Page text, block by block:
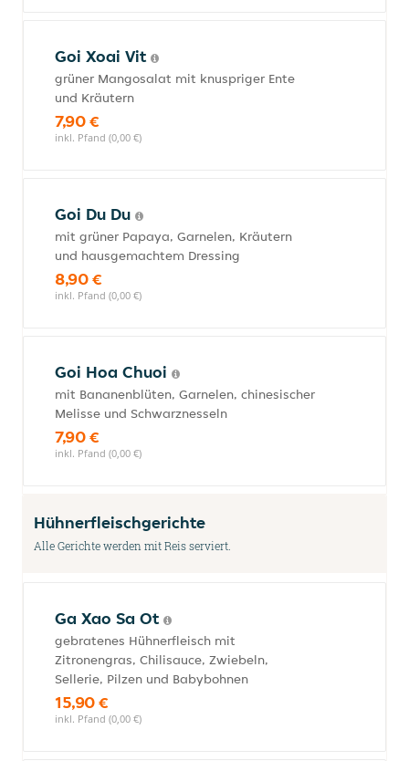
Goi Xoai Vit
grüner Mangosalat mit knuspriger Ente
und Kräutern
7,90 €
inkl. Pfand (0,00 €)
Goi Du Du
mit grüner Papaya, Garnelen, Kräutern
und hausgemachtem Dressing
8,90 €
inkl. Pfand (0,00 €)
Goi Hoa Chuoi
mit Bananenblüten, Garnelen, chinesischer
Melisse und Schwarznesseln
7,90 €
inkl. Pfand (0,00 €)
Hühnerfleischgerichte
Alle Gerichte werden mit Reis serviert.
Ga Xao Sa Ot
gebratenes Hühnerfleisch mit
Zitronengras, Chilisauce, Zwiebeln,
Sellerie, Pilzen und Babybohnen
15,90 €
inkl. Pfand (0,00 €)